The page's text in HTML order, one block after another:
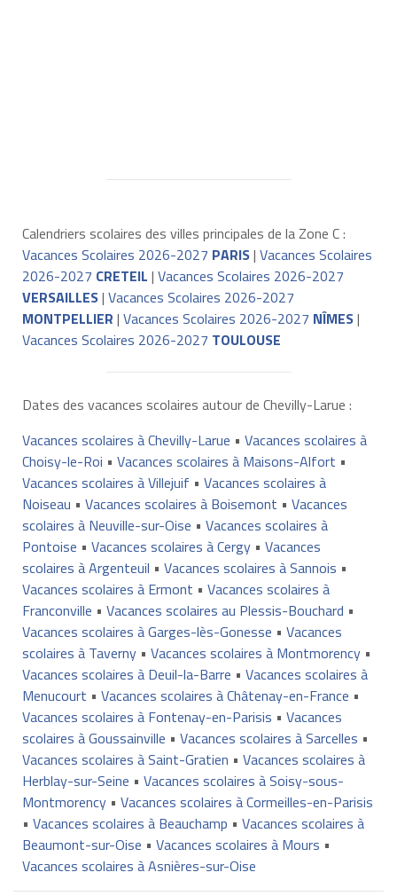
Calendriers scolaires des villes principales de la Zone C :
Vacances Scolaires 2026-2027 PARIS| Vacances Scolaires
2026-2027 CRETEIL | Vacances Scolaires 2026-2027
VERSAILLES| Vacances Scolaires 2026-2027
MONTPELLIER | Vacances Scolaires 2026-2027 NÎMES|
Vacances Scolaires 2026-2027 TOULOUSE
Dates des vacances scolaires autour de Chevilly-Larue :
Vacances scolaires à Chevilly-Larue • Vacances scolaires à
Choisy-le-Roi • Vacances scolaires à Maisons-Alfort •
Vacances scolaires à Villejuif • Vacances scolaires à
Noiseau • Vacances scolaires à Boisemont • Vacances
scolaires à Neuville-sur-Oise • Vacances scolaires à
Pontoise • Vacances scolaires à Cergy• Vacances
scolaires à Argenteuil • Vacances scolaires à Sannois •
Vacances scolaires à Ermont • Vacances scolaires à
Franconville • Vacances scolaires au Plessis-Bouchard •
Vacances scolaires à Garges-lès-Gonesse • Vacances
scolaires à Taverny• Vacances scolaires à Montmorency•
Vacances scolaires à Deuil-la-Barre • Vacances scolaires à
Menucourt • Vacances scolaires à Châtenay-en-France •
Vacances scolaires à Fontenay-en-Parisis • Vacances
scolaires à Goussainville • Vacances scolaires à Sarcelles •
Vacances scolaires à Saint-Gratien • Vacances scolaires à
Herblay-sur-Seine • Vacances scolaires à Soisy-sous-
Montmorency• Vacances scolaires à Cormeilles-en-Parisis
• Vacances scolaires à Beauchamp • Vacances scolaires à
Beaumont-sur-Oise • Vacances scolaires à Mours •
Vacances scolaires à Asnières-sur-Oise